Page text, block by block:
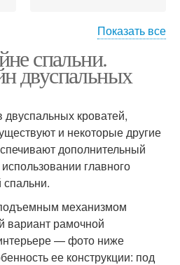
Современные кровати
Кованые кровати
металлической
кроватью
Показать все
спальни.
двуспальных
кроватей,
и некоторые другие
дополнительный
главного
механизмом
вариант рамочной
— фото ниже
ее конструкции: под